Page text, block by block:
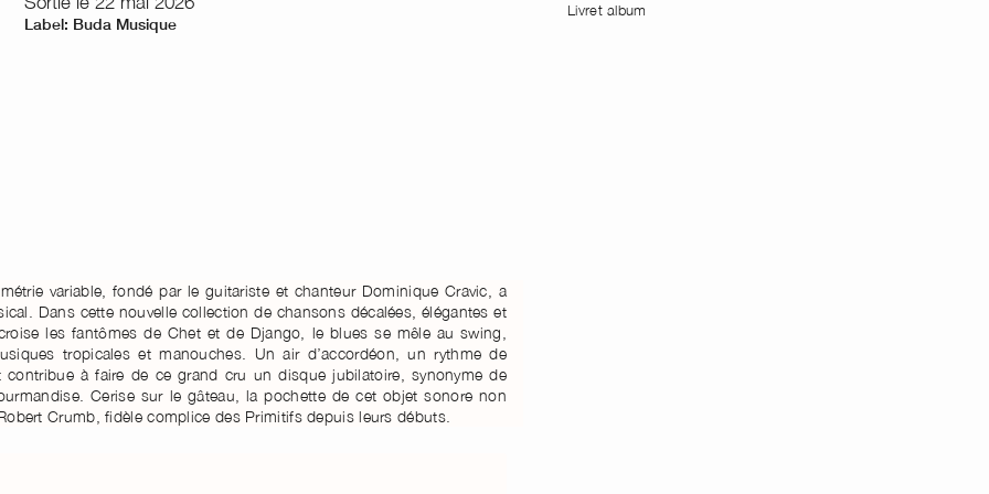
Label: Buda Musique
variable, fondé par le guitariste et chanteur Dominique Cravic, a
Dans cette nouvelle collection de chansons décalées, élégantes et
les fantômes de Chet et de Django, le blues se mêle au swing,
tropicales et manouches. Un air d’accordéon, un rythme de
à faire de ce grand cru un disque jubilatoire, synonyme de
Cerise sur le gâteau, la pochette de cet objet sonore non
Crumb, fidèle complice des Primitifs depuis leurs débuts.
Livret album